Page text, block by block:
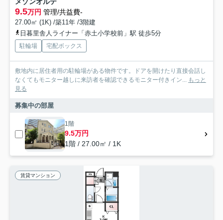
9.5万円 管理/共益費-
27.00㎡ (1K) /築11年 /3階建
日暮里舎人ライナー「赤土小学校前」駅 徒歩5分
駐輪場 宅配ボックス
敷地内に居住者用の駐輪場がある物件です。ドアを開けたり直接会話し
なくてもモニター越しに来訪者を確認できるモニター付きイン... もっと
見る
募集中の部屋
1階
9.5万円
1階 / 27.00㎡ / 1K
賃貸マンション